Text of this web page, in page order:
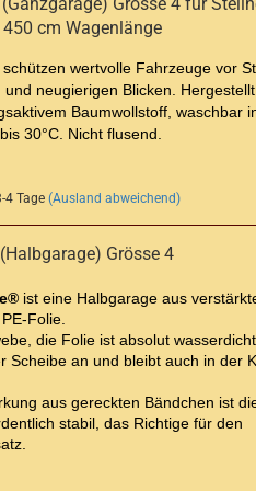
cm Wagenlänge
wertvolle Fahrzeuge vor
neugierigen Blicken.
Baumwollstoff, waschbar
30°C. Nicht flusend.
4 Tage (Ausland abweichend)
Grösse 4
ist eine Halbgarage aus
Folie.
die Folie ist absolut
Scheibe an und bleibt auch in der
aus gereckten Bändchen ist
stabil, das Richtige für den